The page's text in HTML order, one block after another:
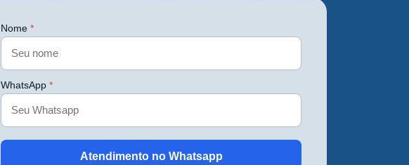
Nome *
WhatsApp *
Atendimento no Whatsapp